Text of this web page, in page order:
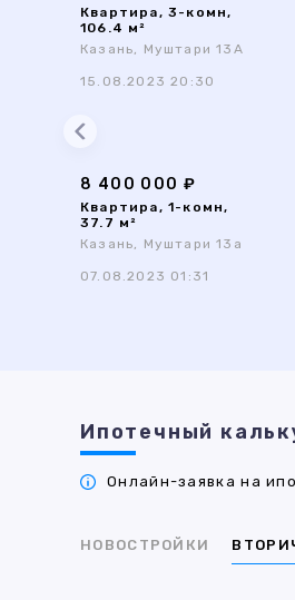
Квартира, 3-комн,
106.4 м²
Казань, Муштари 13А
15.08.2023 20:30
8 400 000 ₽
Квартира, 1-комн,
37.7 м²
Казань, Муштари 13а
07.08.2023 01:31
Ипотечный
Онлайн-заявка на
НОВОСТРОЙКИ